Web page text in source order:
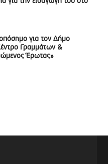
για τον Δήμο
Γραμμάτων &
Έρωτας»